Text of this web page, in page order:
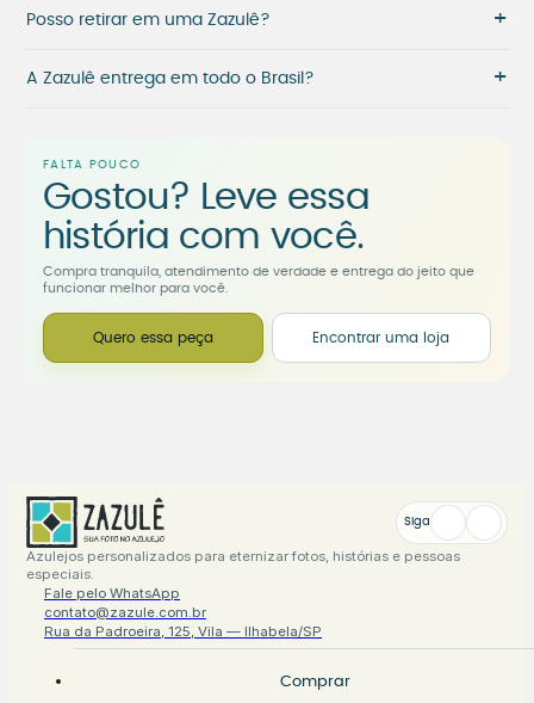
Posso retirar em uma Zazulê? +
A Zazulê entrega em todo o Brasil? +
FALTA POUCO
Gostou? Leve essa
história com você.
Compra tranquila, atendimento de verdade e entrega do jeito que
funcionar melhor para você.
Quero essa peça Encontrar uma loja
Siga
Azulejos personalizados para eternizar fotos, histórias e pessoas
especiais.
Fale pelo WhatsApp
contato@zazule.com.br
Rua da Padroeira, 125, Vila — Ilhabela/SP
Comprar